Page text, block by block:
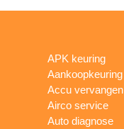
APK keuring
Aankoopkeuring
Accu vervangen
Airco service
Auto diagnose